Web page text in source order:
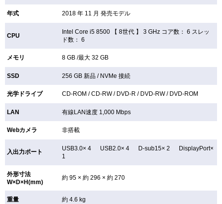
年式 2018 年 11 月 発売モデル
CPU
Intel Core i5 8500 【8世代 】 3 GHz コア数： 6 スレッ
ド数： 6
メモリ 8 GB /最大 32 GB
SSD 256 GB新品 / NVMe 接続
光学ドライブ CD-ROM /CD-RW / DVD-R / DVD-RW / DVD-ROM
LAN 有線LAN速度 1,000 Mbps
Webカメラ 非搭載
入出力ポート
USB3.0× 4 USB2.0× 4 D-sub15× 2 DisplayPort×
1
外形寸法
W×D×H(mm)
約 95 × 約 296 × 約 270
重量 約 4.6 kg